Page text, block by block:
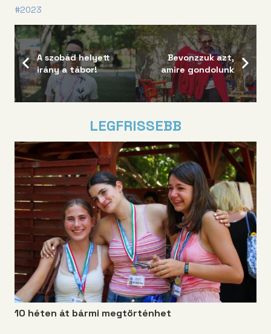
#2023
A szobád helyett
irány a tábor!
Bevonzzuk azt,
amire gondolunk
LEGFRISSEBB
10 héten át bármi megtörténhet